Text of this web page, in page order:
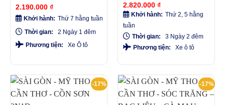
2.190.000 ₫
Khởi hành: Thứ 7 hằng tuần
Thời gian:
2 Ngày 1 đêm
Phương tiện:
Xe Ô tô
2.820.000 ₫
Khởi hành: Thứ 2, 5 hằng
tuần
Thời gian:
3 Ngày 2 đêm
Phương tiện:
Xe ô tô
-17% -17%